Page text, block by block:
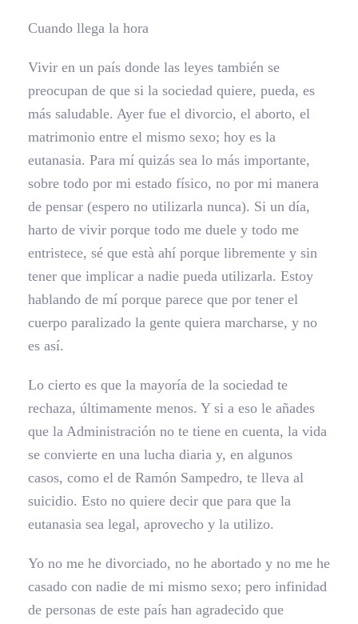
Cuando llega la hora
Vivir en un país donde las leyes también se
preocupan de que si la sociedad quiere, pueda, es
más saludable. Ayer fue el divorcio, el aborto, el
matrimonio entre el mismo sexo; hoy es la
eutanasia. Para mí quizás sea lo más importante,
sobre todo por mi estado físico, no por mi manera
de pensar (espero no utilizarla nunca). Si un día,
harto de vivir porque todo me duele y todo me
entristece, sé que està ahí porque libremente y sin
tener que implicar a nadie pueda utilizarla. Estoy
hablando de mí porque parece que por tener el
cuerpo paralizado la gente quiera marcharse, y no
es así.
Lo cierto es que la mayoría de la sociedad te
rechaza, últimamente menos. Y si a eso le añades
que la Administración no te tiene en cuenta, la vida
se convierte en una lucha diaria y, en algunos
casos, como el de Ramón Sampedro, te lleva al
suicidio. Esto no quiere decir que para que la
eutanasia sea legal, aprovecho y la utilizo.
Yo no me he divorciado, no he abortado y no me he
casado con nadie de mi mismo sexo; pero infinidad
de personas de este país han agradecido que